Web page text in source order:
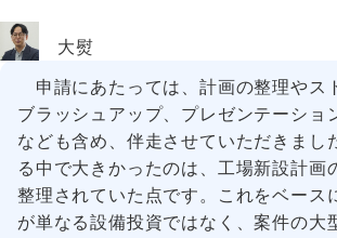
大熨
申請にあたっては、計画の整理やス
ブラッシュアップ、プレゼンテーショ
なども含め、伴走させていただきまし
る中で大きかったのは、工場新設計画
整理されていた点です。これをベース
が単なる設備投資ではなく、案件の大